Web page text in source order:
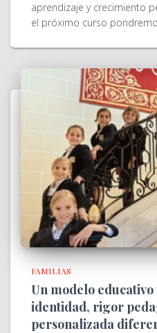
aprendizaje y crecimiento
el próximo curso
FAMILIAS
Un modelo educativo
identidad, rigor
personalizada